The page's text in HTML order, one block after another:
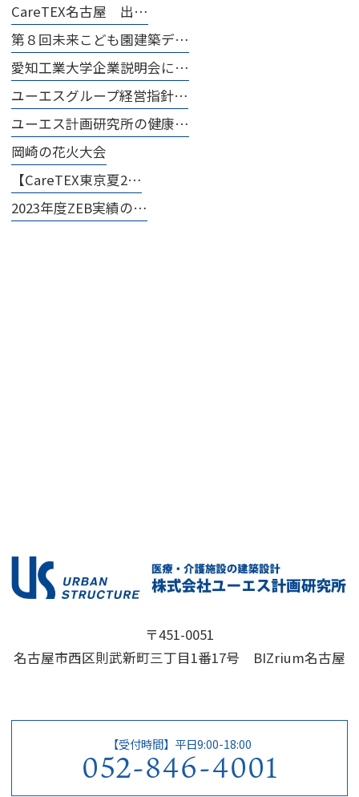
CareTEX名古屋 出…
第８回未来こども園建築デ…
愛知工業大学企業説明会に…
ユーエスグループ経営指針…
ユーエス計画研究所の健康…
岡崎の花火大会
【CareTEX東京夏2…
2023年度ZEB実績の…
〒451-0051
名古屋市西区則武新町三丁目1番17号 BIZrium名古屋
【受付時間】平日9:00-18:00
052-846-4001